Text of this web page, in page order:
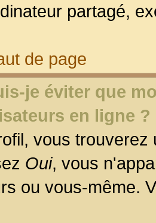
partagé,
de page
je éviter que
en ligne ?
vous
Oui, vous
ou vous-même.